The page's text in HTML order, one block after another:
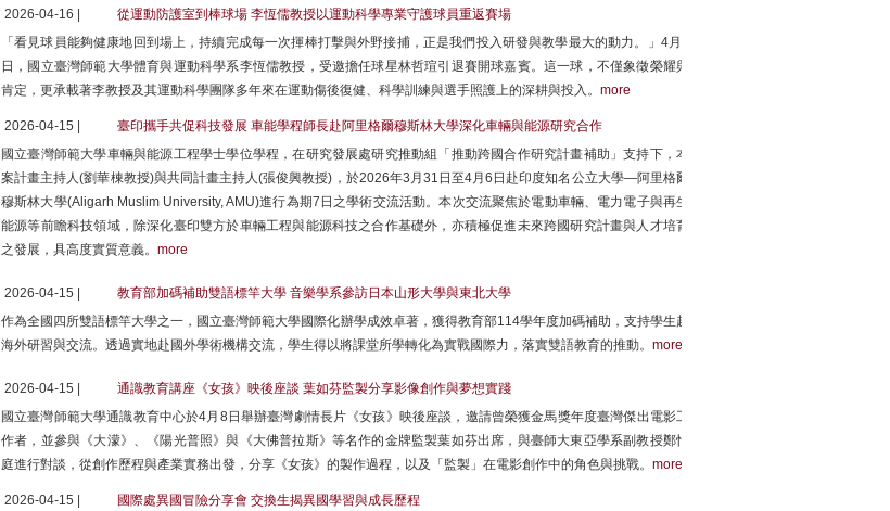
2026-04-16 |
從運動防護室到棒球場 李恆儒教授以運動科學專業守護球員重返賽場
「看見球員能夠健康地回到場上，持續完成每一次揮棒打擊與外野接捕，正是我們投入研發與教學最大的動力。」4月5
日，國立臺灣師範大學體育與運動科學系李恆儒教授，受邀擔任球星林哲瑄引退賽開球嘉賓。這一球，不僅象徵榮耀與
肯定，更承載著李教授及其運動科學團隊多年來在運動傷後復健、科學訓練與選手照護上的深耕與投入。 more
2026-04-15 |
臺印攜手共促科技發展 車能學程師長赴阿里格爾穆斯林大學深化車輛與能源研究合作
國立臺灣師範大學車輛與能源工程學士學位學程，在研究發展處研究推動組「推動跨國合作研究計畫補助」支持下，本
案計畫主持人(劉華棟教授)與共同計畫主持人(張俊興教授)，於2026年3月31日至4月6日赴印度知名公立大學—阿里格爾
穆斯林大學(Aligarh Muslim University, AMU)進行為期7日之學術交流活動。本次交流聚焦於電動車輛、電力電子與再生
能源等前瞻科技領域，除深化臺印雙方於車輛工程與能源科技之合作基礎外，亦積極促進未來跨國研究計畫與人才培育
之發展，具高度實質意義。 more
2026-04-15 |
教育部加碼補助雙語標竿大學 音樂學系參訪日本山形大學與東北大學
作為全國四所雙語標竿大學之一，國立臺灣師範大學國際化辦學成效卓著，獲得教育部114學年度加碼補助，支持學生赴
海外研習與交流。透過實地赴國外學術機構交流，學生得以將課堂所學轉化為實戰國際力，落實雙語教育的推動。 more
2026-04-15 |
通識教育講座《女孩》映後座談 葉如芬監製分享影像創作與夢想實踐
國立臺灣師範大學通識教育中心於4月8日舉辦臺灣劇情長片《女孩》映後座談，邀請曾榮獲金馬獎年度臺灣傑出電影工
作者，並參與《大濛》、《陽光普照》與《大佛普拉斯》等名作的金牌監製葉如芬出席，與臺師大東亞學系副教授鄭怡
庭進行對談，從創作歷程與產業實務出發，分享《女孩》的製作過程，以及「監製」在電影創作中的角色與挑戰。 more
2026-04-15 |
國際處異國冒險分享會 交換生揭異國學習與成長歷程